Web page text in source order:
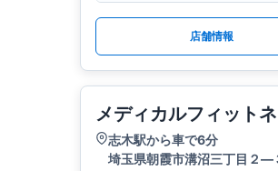
店舗情報
メディカルフィット
志木駅から車で6分
埼玉県朝霞市溝沼三丁目２―